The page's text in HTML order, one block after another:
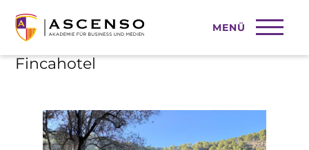
MENÜ
Suchmaschinenoptimierung für ein
Fincahotel